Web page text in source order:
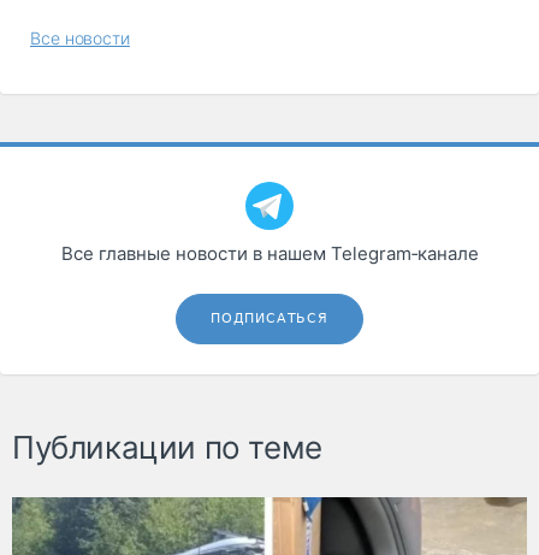
Все новости
Все главные новости в нашем Telegram‑канале
ПОДПИСАТЬСЯ
Публикации по теме